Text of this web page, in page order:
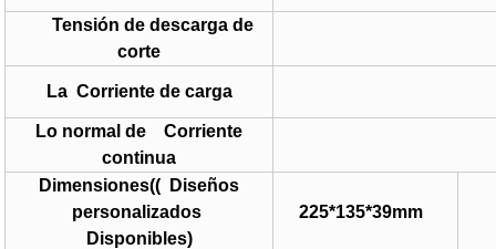
Tensión de descarga de
corte
La Corriente de carga
Lo normal de Corriente
continua
Dimensiones(( Diseños
personalizados
Disponibles)
225*135*39mm